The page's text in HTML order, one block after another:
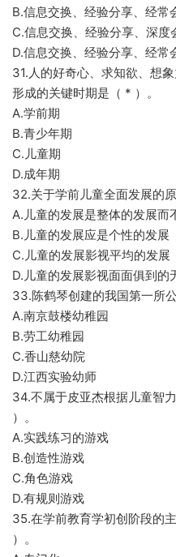
B.信息交换、经验分享、经常
C.信息交换、经验分享、深度
D.信息交换、经验分享、经常
31.人的好奇心、求知欲、想
形成的关键时期是（ * ）。
A.学前期
B.青少年期
C.儿童期
D.成年期
32.关于学前儿童全面发展的
A.儿童的发展是整体的发展而
B.儿童的发展应是个性的发展
C.儿童的发展影视平均的发展
D.儿童的发展影视面面俱到的
33.陈鹤琴创建的我国第一所
A.南京鼓楼幼稚园
B.劳工幼稚园
C.香山慈幼院
D.江西实验幼师
34.不属于皮亚杰根据儿童智
）。
A.实践练习的游戏
B.创造性游戏
C.角色游戏
D.有规则游戏
35.在学前教育学初创阶段的
）。